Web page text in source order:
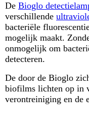
De Bioglo
verschillende
bacteriële
mogelijk maakt.
onmogelijk om
detecteren.
De door de Bioglo
biofilms lichten op in
verontreiniging en de